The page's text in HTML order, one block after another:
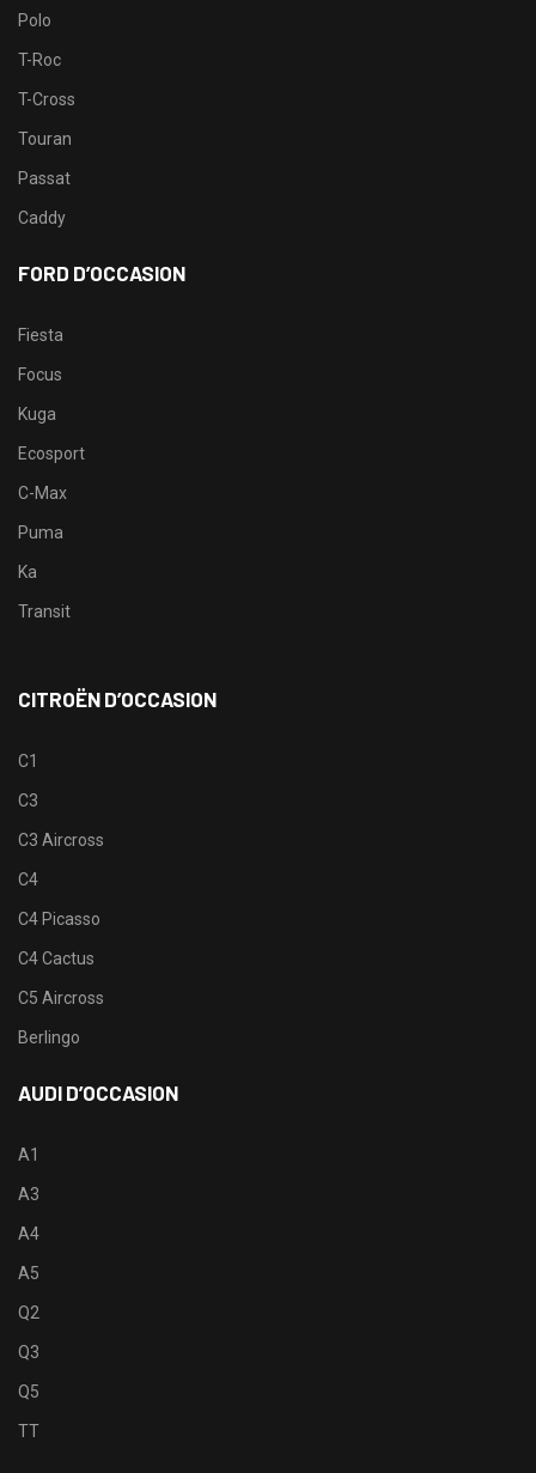
Polo
T-Roc
T-Cross
Touran
Passat
Caddy
FORD D’OCCASION
Fiesta
Focus
Kuga
Ecosport
C-Max
Puma
Ka
Transit
CITROËN D’OCCASION
C1
C3
C3 Aircross
C4
C4 Picasso
C4 Cactus
C5 Aircross
Berlingo
AUDI D’OCCASION
A1
A3
A4
A5
Q2
Q3
Q5
TT